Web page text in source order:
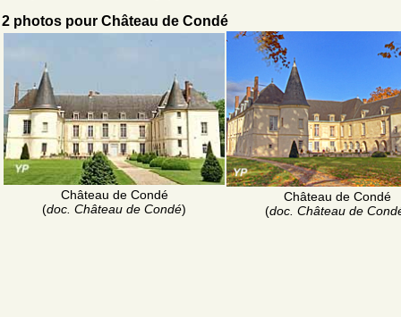
2 photos pour Château de Condé
Château de Condé
(doc. Château de Condé)
Château de Condé
(doc. Château de